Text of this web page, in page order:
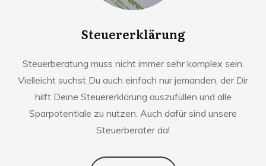
Steuererklärung
Steuerberatung muss nicht immer sehr komplex sein.
Vielleicht suchst Du auch einfach nur jemanden, der Dir
hilft Deine Steuererklärung auszufüllen und alle
Sparpotentiale zu nutzen. Auch dafür sind unsere
Steuerberater da!